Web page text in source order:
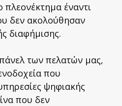
πλεονέκτημα έναντι
δεν ακολούθησαν
διαφήμισης.
των πελατών μας,
που
ψηφιακής
που δεν